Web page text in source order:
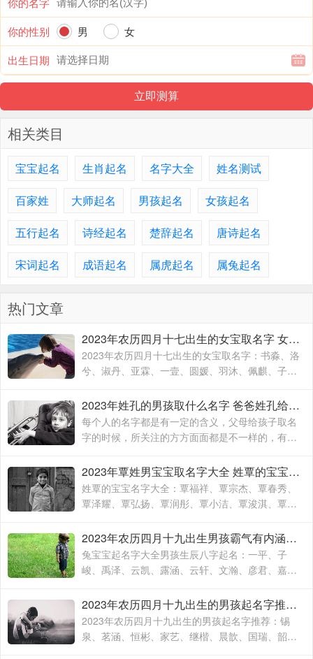
你的性别
男
女
出生日期
相关类目
宝宝起名 生肖起名 名字大全
姓名测试
百家姓
大师起名 男孩起名
女孩起名
五行起名
诗经起名 楚辞起名
唐诗起名
宋词起名
成语起名 属虎起名 属兔起名
热门文章
2023年农历四月十七出生的女宝取名字 女宝宝名字大全2023属兔
2023年农历四月十七出生的女宝取名字：书淼、洛
兮、淑丹、亚霖、一壹、圆媛、羽沐、佩麒、子
卉、冰馨、伶瑶、青霖、翠云、雯雨、可菡、宸
佑、书玮、彤晴、禾木
2023年姓孔的男孩取什么名字 爸爸姓孔给宝宝取名
每个人的名字都是有一定的含义，父母给孩子取名
字的时候，所关注的方方面面都是不一样的，有的
时候就算是同名同姓的人，相信所展现出来的寓意
也是有所不同的，这主要要看父母对于孩子的期待
和要求
2023年覃姓男宝宝取名字大全 姓覃的宝宝名字大全
姓覃的宝宝名字大全：覃福祥、覃宗杰、覃春秀、
覃泽耀、覃弘扬、覃润彤、覃小洁、覃浚淇、覃炳
坤、覃玉阳、覃宗宝、覃兴隆、覃天予、覃欣君、
覃瑞源、覃吉米、覃熙
2023年农历四月十九出生男孩霸气有内涵的名字 兔宝宝起名字大全男孩生辰八字起名
兔宝宝起名字大全男孩生辰八字起名：一平、子
峻、禹泽、云凯、露涵、云轩、文瀚、彦君、嘉
林、霄云、子栋、亦心、梓玉、洛伊、宸溪、浩
明、沐一、浚泽、智豪、鑫磊
2023年农历四月十九出生的男孩起名字推荐 兔年男孩名字2023年名字大全
2023年农历四月十九出生的男孩起名字推荐：锡
泉、茗涵、恒彬、家艺、继楷、晨歆、国瑞、韶
涵、融淳、道明、一惟、智铭、佳洛、奕谨、君